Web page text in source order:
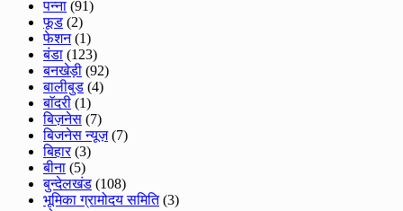
पन्ना (91)
फूड (2)
फेशन(1)
बंडा (123)
बनखेड़ी (92)
बालीबुड (4)
बाॅदरी (1)
बिज़नेस (7)
बिजनेस न्यूज़(7)
बिहार(3)
बीना (5)
बुन्देलखंड (108)
भूमिका ग्रामोदय समिति(3)